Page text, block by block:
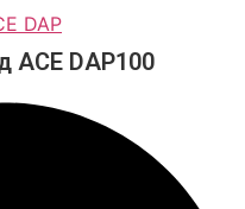
ACE DAP100